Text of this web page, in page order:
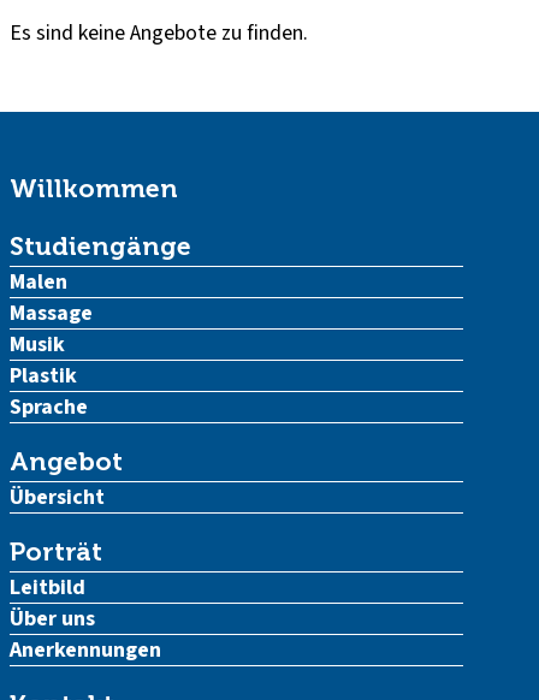
Es sind keine Angebote zu finden.
Willkommen
Studiengänge
Malen
Massage
Musik
Plastik
Sprache
Angebot
Übersicht
Porträt
Leitbild
Über uns
Anerkennungen